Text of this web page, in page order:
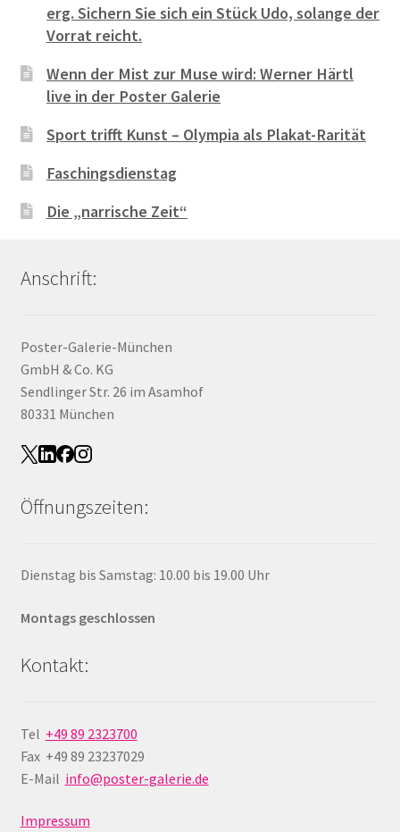
erg. Sichern Sie sich ein Stück Udo, solange der
Vorrat reicht.
Wenn der Mist zur Muse wird: Werner Härtl
live in der Poster Galerie
Sport trifft Kunst – Olympia als Plakat-Rarität
Faschingsdienstag
Die „narrische Zeit“
Anschrift:
Poster-Galerie-München
GmbH & Co. KG
Sendlinger Str. 26 im Asamhof
80331 München
Öffnungszeiten:
Dienstag bis Samstag: 10.00 bis 19.00 Uhr
Montags geschlossen
Kontakt:
Tel +49 89 2323700
Fax +49 89 23237029
E-Mail info@poster-galerie.de
Impressum